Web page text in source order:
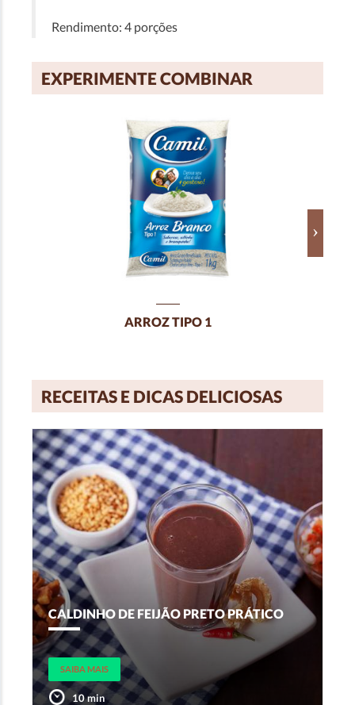
Rendimento: 4 porções
EXPERIMENTE COMBINAR
ARROZ TIPO 1
RECEITAS E DICAS DELICIOSAS
CALDINHO DE FEIJÃO PRETO PRÁTICO
SAIBA MAIS
10 min